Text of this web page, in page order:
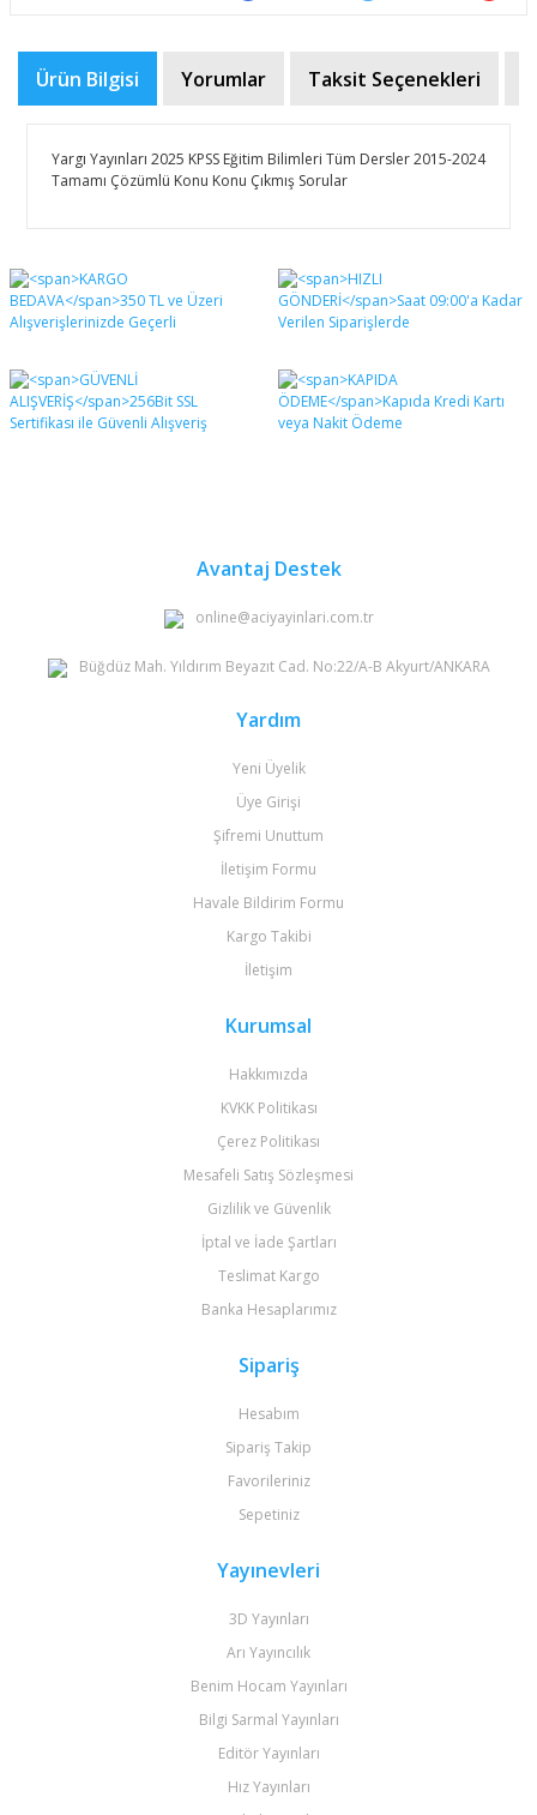
Ürün Bilgisi Yorumlar Taksit Seçenekleri
Yargı Yayınları 2025 KPSS Eğitim Bilimleri Tüm Dersler 2015-2024
Tamamı Çözümlü Konu Konu Çıkmış Sorular
Bu ürüne ilk yorumu siz yapın!
Yorum Yaz
Bu ürünün fiyat bilgisi, resim, ürün açıklamalarında ve
diğer konularda yetersiz gördüğünüz noktaları öneri
formunu kullanarak tarafımıza iletebilirsiniz.
Görüş ve önerileriniz için teşekkür ederiz.
Ürün resmi kalitesiz, bozuk veya görüntülenemiyor.
Ürün açıklamasında eksik bilgiler bulunuyor.
Avantaj Destek
online@aciyayinlari.com.tr
Büğdüz Mah. Yıldırım Beyazıt Cad. No:22/A-B Akyurt/ANKARA
Yardım
Yeni Üyelik
Üye Girişi
Şifremi Unuttum
İletişim Formu
Havale Bildirim Formu
Kargo Takibi
İletişim
Kurumsal
Hakkımızda
KVKK Politikası
Çerez Politikası
Mesafeli Satış Sözleşmesi
Gizlilik ve Güvenlik
İptal ve İade Şartları
Teslimat Kargo
Banka Hesaplarımız
Sipariş
Hesabım
Sipariş Takip
Favorileriniz
Sepetiniz
Yayınevleri
3D Yayınları
Arı Yayıncılık
Benim Hocam Yayınları
Bilgi Sarmal Yayınları
Editör Yayınları
Hız Yayınları